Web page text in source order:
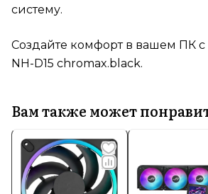
систему.
Создайте комфорт в вашем ПК
NH-D15 chromax.black.
Вам также может